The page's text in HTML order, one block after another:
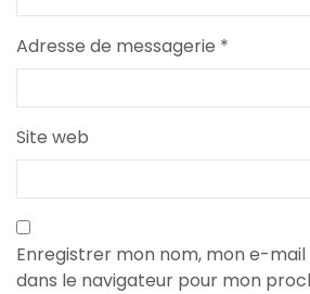
Adresse de messagerie *
Site web
Enregistrer mon nom, mon e-
dans le navigateur pour mon